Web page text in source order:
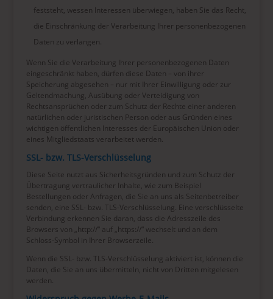
feststeht, wessen Interessen überwiegen, haben Sie das Recht,
die Einschränkung der Verarbeitung Ihrer personenbezogenen
Daten zu verlangen.
Wenn Sie die Verarbeitung Ihrer personenbezogenen Daten
eingeschränkt haben, dürfen diese Daten – von ihrer
Speicherung abgesehen – nur mit Ihrer Einwilligung oder zur
Geltendmachung, Ausübung oder Verteidigung von
Rechtsansprüchen oder zum Schutz der Rechte einer anderen
natürlichen oder juristischen Person oder aus Gründen eines
wichtigen öffentlichen Interesses der Europäischen Union oder
eines Mitgliedstaats verarbeitet werden.
SSL- bzw. TLS-Verschlüsselung
Diese Seite nutzt aus Sicherheitsgründen und zum Schutz der
Übertragung vertraulicher Inhalte, wie zum Beispiel
Bestellungen oder Anfragen, die Sie an uns als Seitenbetreiber
senden, eine SSL- bzw. TLS-Verschlüsselung. Eine verschlüsselte
Verbindung erkennen Sie daran, dass die Adresszeile des
Browsers von „http://“ auf „https://“ wechselt und an dem
Schloss-Symbol in Ihrer Browserzeile.
Wenn die SSL- bzw. TLS-Verschlüsselung aktiviert ist, können die
Daten, die Sie an uns übermitteln, nicht von Dritten mitgelesen
werden.